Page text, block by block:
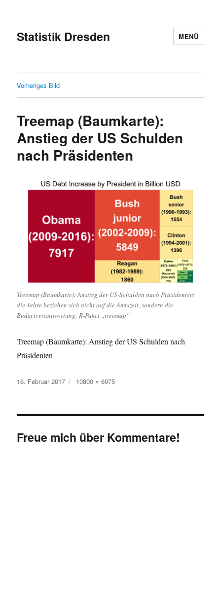
Statistik Dresden MENÜ
Vorheriges Bild
Treemap (Baumkarte):
Anstieg der US Schulden
nach Präsidenten
Treemap (Baumkarte): Anstieg der US-Schulden nach Präsidenten;
die Jahre beziehen sich nicht auf die Amtszeit, sondern die
Budgetverantwortung; R-Paket „treemap“
Treemap (Baumkarte): Anstieg der US Schulden nach
Präsidenten
Veröffentlicht
16. Februar 2017 Originalgröße
10800 × 6075
Freue mich über Kommentare!